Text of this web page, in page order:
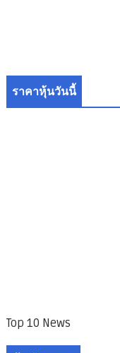
ราคาหุ้นวันนี้
Top 10 News